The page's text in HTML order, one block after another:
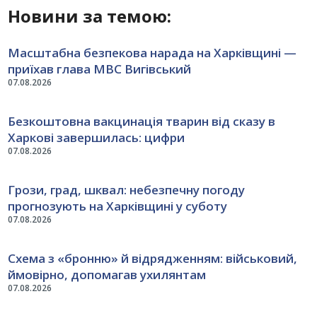
Новини за темою:
07.08.2026
Масштабна безпекова нарада на Харківщині —
приїхав глава МВС Вигівський
07.08.2026
Безкоштовна вакцинація тварин від сказу в
Харкові завершилась: цифри
07.08.2026
Грози, град, шквал: небезпечну погоду
прогнозують на Харківщині у суботу
07.08.2026
Схема з «бронню» й відрядженням: військовий,
ймовірно, допомагав ухилянтам